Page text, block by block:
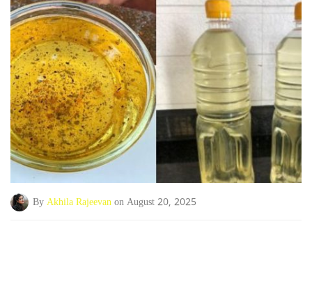
By Akhila Rajeevan on August 20, 2025